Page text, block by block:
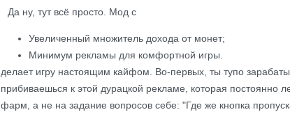
Да ну, тут всё просто. Мод с
Увеличенный множитель дохода от монет;
Минимум рекламы для комфортной игры.
делает игру настоящим кайфом. Во-первых, ты тупо
прибиваешься к этой дурацкой рекламе, которая постоянно
фарм, а не на задание вопросов себе: "Где же кнопка